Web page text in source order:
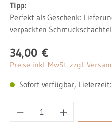
Tipp:
Perfekt als Geschenk:
verpackten Schmuckschachtel.
Regulärer Preis:
34,00 €
Preise inkl. MwSt. zzgl.
Sofort verfügbar,
Produkt Anzahl: Gib